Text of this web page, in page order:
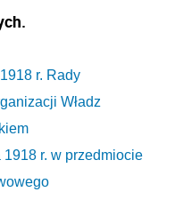
r. Rady
Władz
r. w przedmiocie